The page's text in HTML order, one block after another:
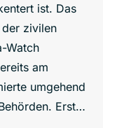
ist. Das
zivilen
Watch
am
umgehend
Erst…